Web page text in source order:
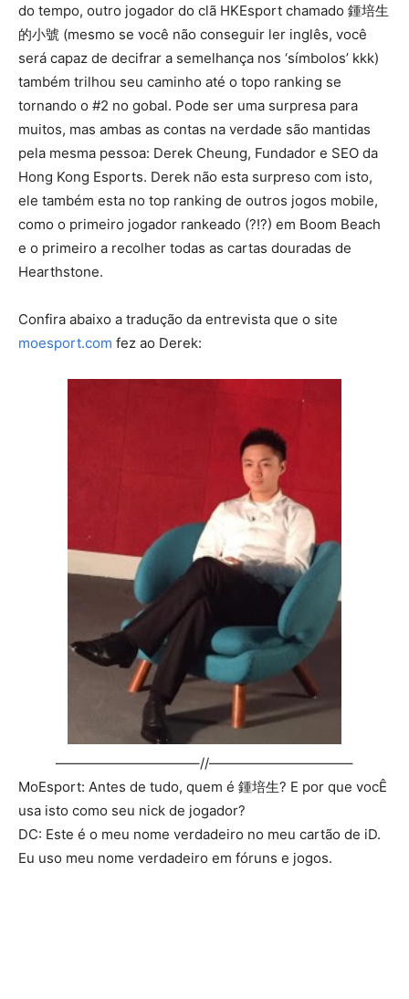
do tempo, outro jogador do clã HKEsport chamado 鍾培生
的小號 (mesmo se você não conseguir ler inglês, você
será capaz de decifrar a semelhança nos ‘símbolos’ kkk)
também trilhou seu caminho até o topo ranking se
tornando o #2 no gobal. Pode ser uma surpresa para
muitos, mas ambas as contas na verdade são mantidas
pela mesma pessoa: Derek Cheung, Fundador e SEO da
Hong Kong Esports. Derek não esta surpreso com isto,
ele também esta no top ranking de outros jogos mobile,
como o primeiro jogador rankeado (?!?) em Boom Beach
e o primeiro a recolher todas as cartas douradas de
Hearthstone.
Confira abaixo a tradução da entrevista que o site
moesport.com fez ao Derek:
——————————–//——————————–
MoEsport: Antes de tudo, quem é 鍾培生? E por que vocÊ
usa isto como seu nick de jogador?
DC: Este é o meu nome verdadeiro no meu cartão de iD.
Eu uso meu nome verdadeiro em fóruns e jogos.